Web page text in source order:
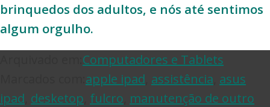
brinquedos dos adultos, e nós até sentimos
algum orgulho.
Computadores e Tablets
apple ipad assistência asus
ipad desketop fulcro manutenção de outro